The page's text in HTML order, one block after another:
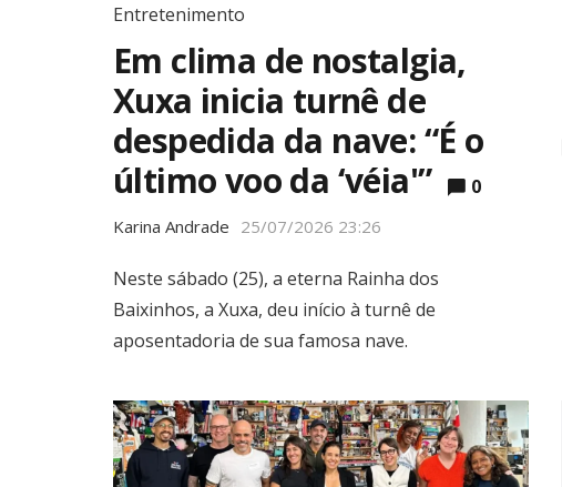
Entretenimento
Em clima de nostalgia,
Xuxa inicia turnê de
despedida da nave: “É o
último voo da ‘véia'”
0
Karina Andrade 25/07/2026 23:26
Neste sábado (25), a eterna Rainha dos
Baixinhos, a Xuxa, deu início à turnê de
aposentadoria de sua famosa nave.